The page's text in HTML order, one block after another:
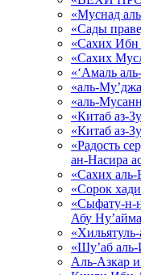
«Муснад
«Сады
«Сахих
«Сахих
«‘Амаль
«аль-
«аль-
«Китаб аз-
«Китаб аз-
«Радость
ан-Насира
«Сахих аль-
«Сорок
«Сыфату-н-
Абу Ну’айма
«Шу’аб
Аль-Азкар